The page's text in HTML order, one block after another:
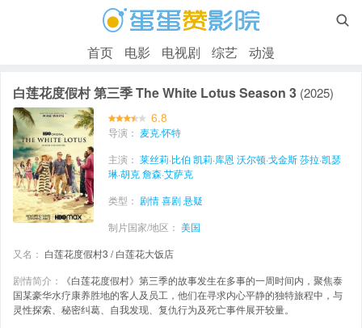

首页 电影 电视剧 综艺 动漫
白莲花度假村 第三季 The White Lotus Season 3 (2025)
6.8
导演： 麦克·怀特
主演： 莱丝莉·比伯 凯莉·库恩 沃尔顿·戈金斯莎拉·凯瑟
琳·胡克詹森·艾萨克
类型： 剧情喜剧悬疑
制片国家/地区： 美国
又名： 白莲花度假村3 / 白莲花大饭店
剧情简介：
《白莲花度假村》第三季的故事发生在多事的一周时间内，聚焦泰
国某豪华水疗康养胜地的客人及员工，他们在寻求内心平静的独特旅程中，与
灵性探索、秘密纠葛、自我发现、复仇行为及死亡事件展开较量。